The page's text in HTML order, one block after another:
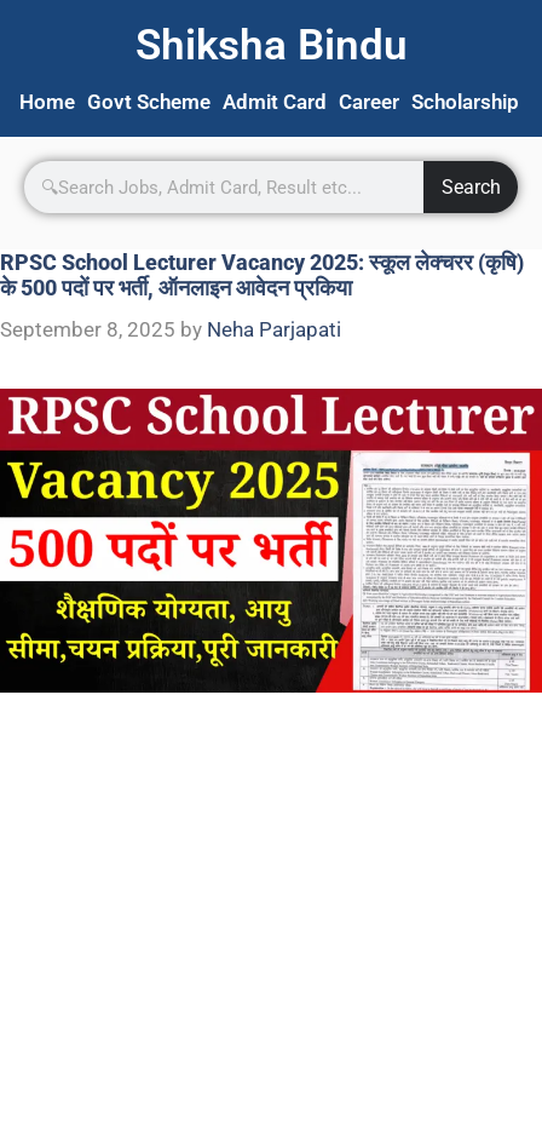
Shiksha Bindu
Home Govt Scheme Admit Card Career Scholarship
Search
RPSC School Lecturer Vacancy 2025: स्कूल लेक्चरर (कृषि)
के 500 पदों पर भर्ती, ऑनलाइन आवेदन प्रकिया
September 8, 2025 by Neha Parjapati